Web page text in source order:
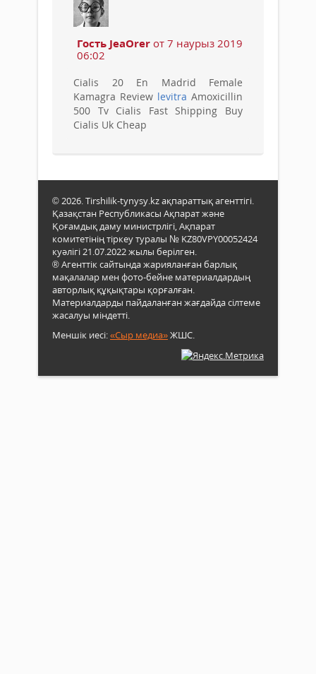
Гость JeaOrer от 7 наурыз 2019
06:02
Cialis 20 En Madrid Female
Kamagra Review levitra Amoxicillin
500 Tv Cialis Fast Shipping Buy
Cialis Uk Cheap
© 2026. Tirshilik-tynysy.kz ақпараттық агенттігі.
Қазақстан Республикасы Ақпарат және
Қоғамдық даму министрлігі, Ақпарат
комитетінің тіркеу туралы № KZ80VPY00052424
куәлігі 21.07.2022 жылы берілген.
® Агенттік сайтында жарияланған барлық
мақалалар мен фото-бейне материалдардың
авторлық құқықтары қорғалған.
Материалдарды пайдаланған жағдайда сілтеме
жасалуы міндетті.
Меншік иесі:«Сыр медиа»ЖШС.